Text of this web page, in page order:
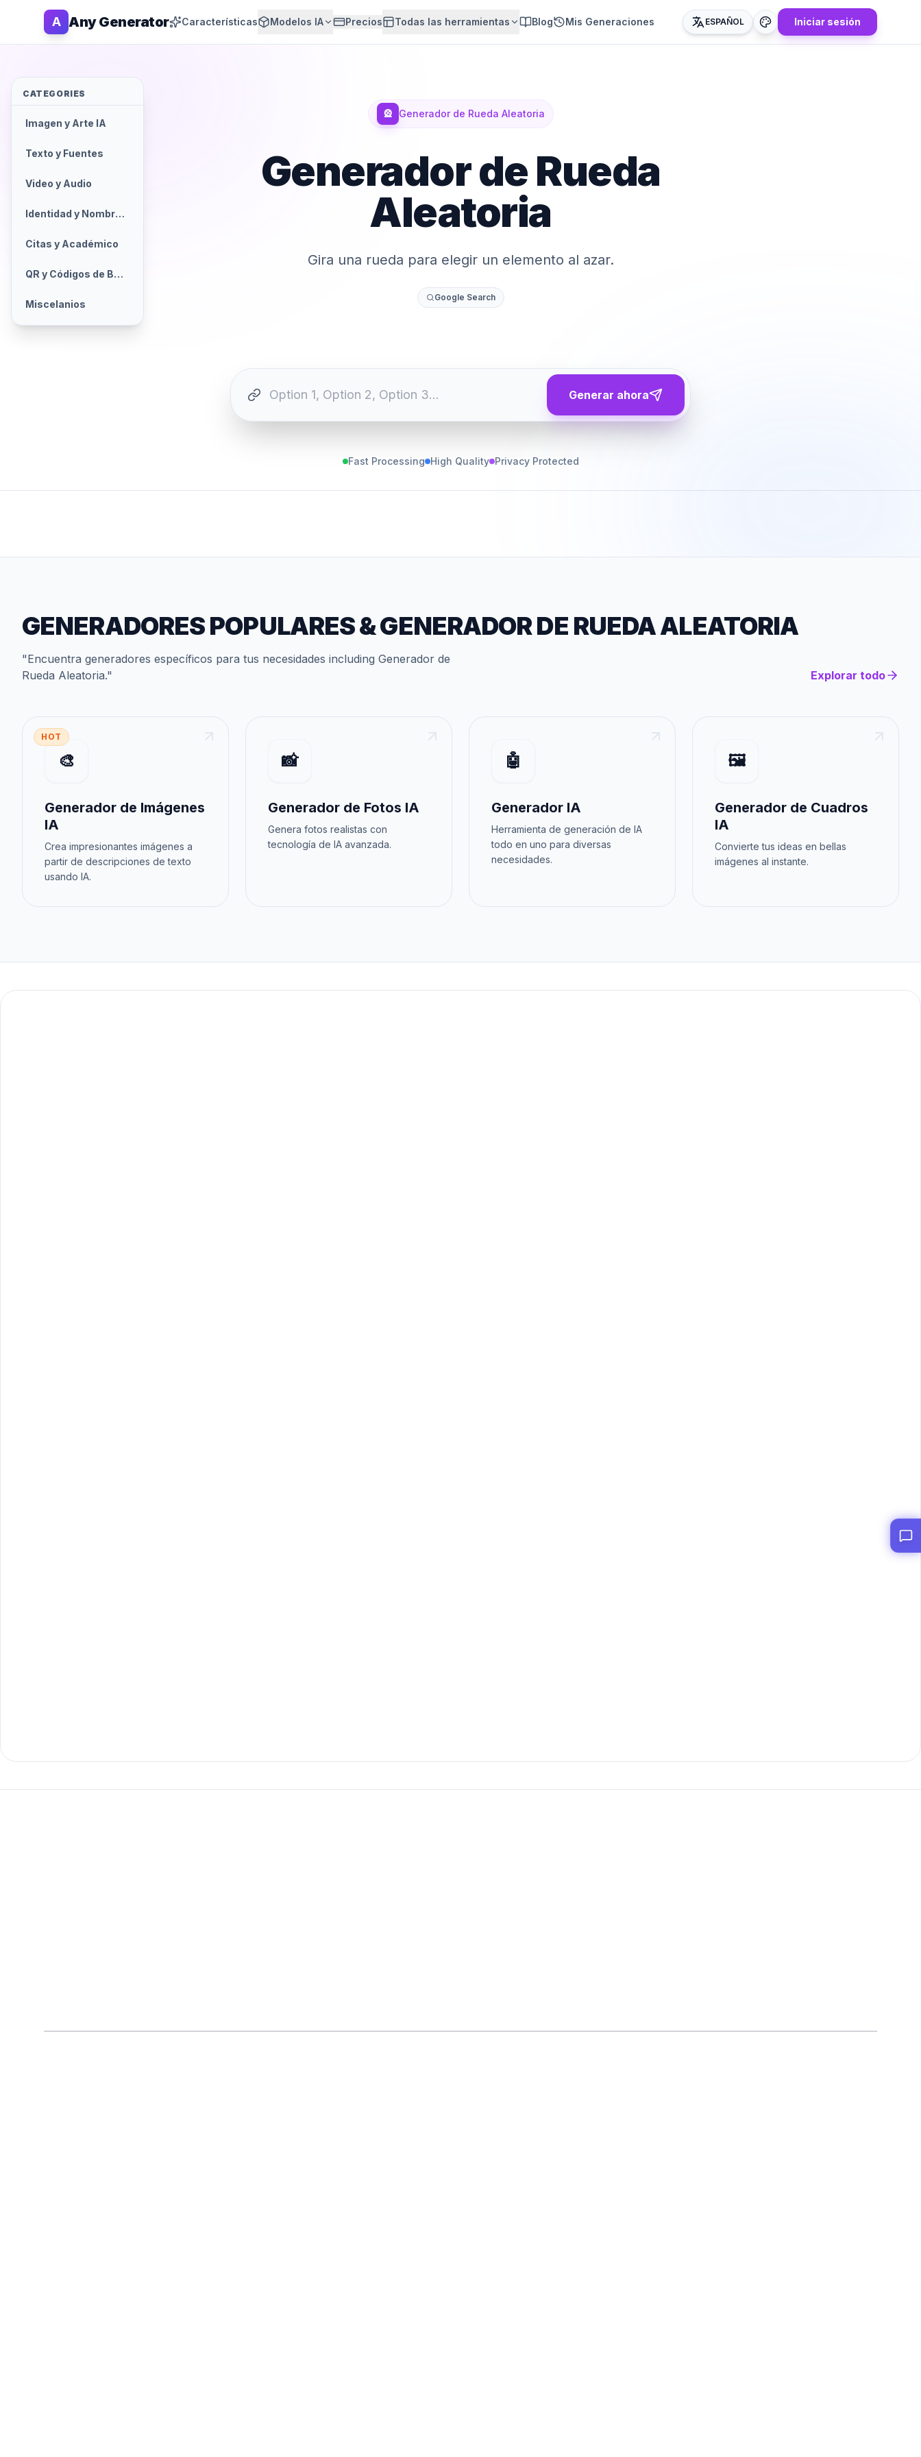
A Any Generator Características Modelos IA Precios Todas las herramientas Blog Mis Generaciones ESPAÑOL Iniciar sesión
🎡 Generador de Rueda Aleatoria
Generador de Rueda
Aleatoria
Gira una rueda para elegir un elemento al azar.
Google Search
Generar ahora
Fast Processing High Quality Privacy Protected
GENERADORES POPULARES&GENERADOR DE RUEDA ALEATORIA
"Encuentra generadores específicos para tus necesidades including Generador de
Rueda Aleatoria." Explorar todo
HOT
🎨
Generador de Imágenes
IA
Crea impresionantes imágenes a
partir de descripciones de texto
usando IA.
📸
Generador de Fotos IA
Genera fotos realistas con
tecnología de IA avanzada.
🤖
Generador IA
Herramienta de generación de IA
todo en uno para diversas
necesidades.
🖼️
Generador de Cuadros
IA
Convierte tus ideas en bellas
imágenes al instante.
CATEGORIES
Imagen y Arte IA
Texto y Fuentes
Video y Audio
Identidad y Nombres
Citas y Académico
QR y Códigos de Barras
Miscelanios